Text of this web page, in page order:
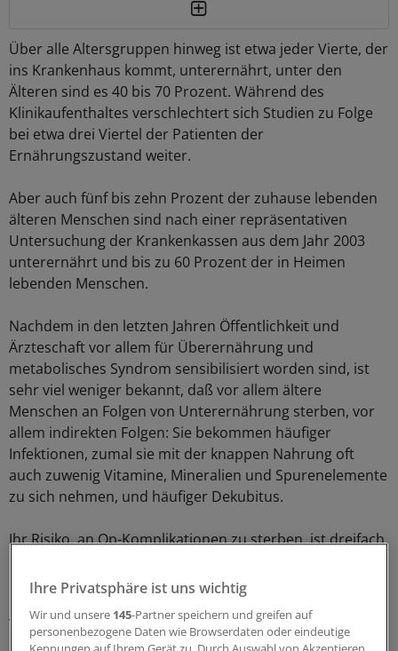
Über alle Altersgruppen hinweg ist etwa jeder Vierte, der
ins Krankenhaus kommt, unterernährt, unter den
Älteren sind es 40 bis 70 Prozent. Während des
Klinikaufenthaltes verschlechtert sich Studien zu Folge
bei etwa drei Viertel der Patienten der
Ernährungszustand weiter.
Aber auch fünf bis zehn Prozent der zuhause lebenden
älteren Menschen sind nach einer repräsentativen
Untersuchung der Krankenkassen aus dem Jahr 2003
unterernährt und bis zu 60 Prozent der in Heimen
lebenden Menschen.
Nachdem in den letzten Jahren Öffentlichkeit und
Ärzteschaft vor allem für Überernährung und
metabolisches Syndrom sensibilisiert worden sind, ist
sehr viel weniger bekannt, daß vor allem ältere
Menschen an Folgen von Unterernährung sterben, vor
allem indirekten Folgen: Sie bekommen häufiger
Infektionen, zumal sie mit der knappen Nahrung oft
auch zuwenig Vitamine, Mineralien und Spurenelemente
zu sich nehmen, und häufiger Dekubitus.
Ihr Risiko, an Op-Komplikationen zu sterben, ist dreifach
Mangelernährung bei Älteren entwickelt sich oft durch
ungünstige soziale Bedingungen, Gebrechlichkeit oder
Trägheit zu kochen. Auch Krankheiten, die Schluck-,
Kaubeschwerden, Bewegungs-, Koordinationsprobleme
Ihre Privatsphäre ist uns wichtig
Wir und unsere 145-Partner speichern und greifen auf
personenbezogene Daten wie Browserdaten oder eindeutige